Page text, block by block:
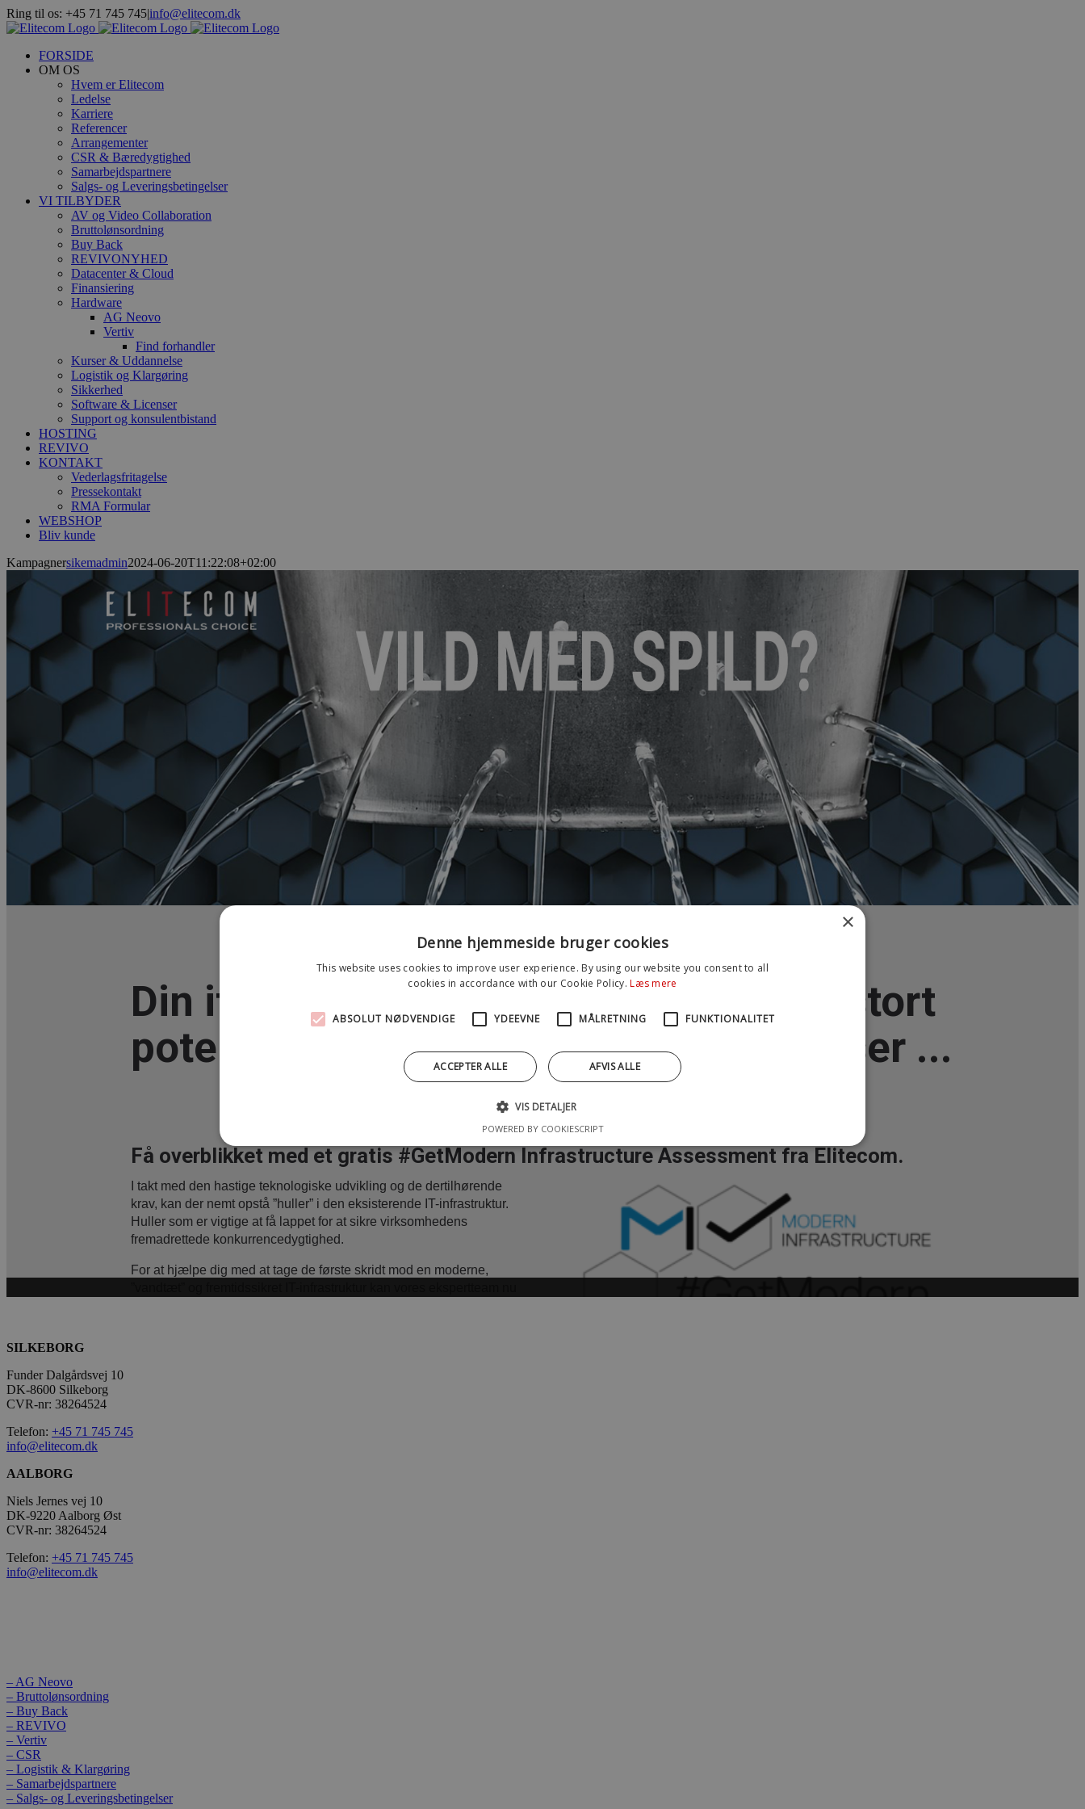
Skip
to
Ring til os: +45 71 745 745|info@elitecom.dk
Facebook
LinkedIn
FORSIDE
OM OS
Hvem er Elitecom
Ledelse
Karriere
Referencer
Arrangementer
CSR & Bæredygtighed
Samarbejdspartnere
Salgs- og Leveringsbetingelser
VI TILBYDER
AV og Video Collaboration
Bruttolønsordning
Buy Back
REVIVONYHED
Datacenter & Cloud
Finansiering
Hardware
AG Neovo
Vertiv
Find forhandler
Kurser & Uddannelse
Logistik og Klargøring
Sikkerhed
Software & Licenser
Support og konsulentbistand
HOSTING
REVIVO
KONTAKT
Vederlagsfritagelse
Pressekontakt
RMA Formular
WEBSHOP
Bliv kunde
Kampagnersikemadmin2024-06-20T11:22:08+02:00
SILKEBORG
Funder Dalgårdsvej 10
DK-8600 Silkeborg
CVR-nr: 38264524
Telefon: +45 71 745 745
info@elitecom.dk
AALBORG
Niels Jernes vej 10
DK-9220 Aalborg Øst
CVR-nr: 38264524
Telefon: +45 71 745 745
info@elitecom.dk
– AG Neovo
– Bruttolønsordning
– Buy Back
– REVIVO
– Vertiv
– CSR
– Logistik & Klargøring
– Samarbejdspartnere
– Salgs- og Leveringsbetingelser
×
Denne hjemmeside bruger cookies
This website uses cookies to improve user experience. By using our website you consent to all
cookies in accordance with our Cookie Policy. Læs mere
ABSOLUT NØDVENDIGE YDEEVNE MÅLRETNING FUNKTIONALITET
ACCEPTER ALLE AFVIS ALLE
VIS DETALJER
POWERED BY COOKIESCRIPT